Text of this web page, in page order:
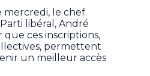
mercredi, le chef
libéral, André
ces inscriptions,
permettent
un meilleur accès